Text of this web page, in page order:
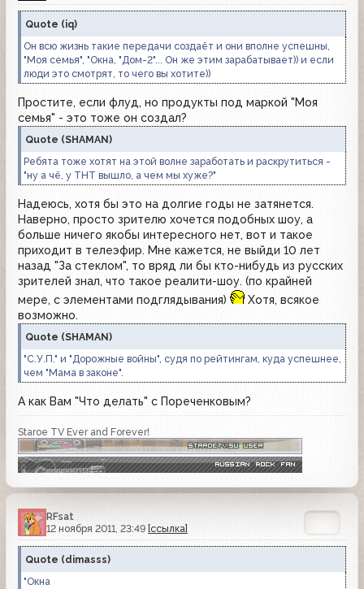
Quote (iq)
Он всю жизнь такие передачи создаёт и они вполне успешны,
"Моя семья", "Окна, "Дом-2"... Он же этим зарабатывает)) и если
люди это смотрят, то чего вы хотите))
Простите, если флуд, но продукты под маркой "Моя
семья" - это тоже он создал?
Quote (SHAMAN)
Ребята тоже хотят на этой волне заработать и раскрутиться -
"ну а чё, у ТНТ вышло, а чем мы хуже?"
Надеюсь, хотя бы это на долгие годы не затянется.
Наверно, просто зрителю хочется подобных шоу, а
больше ничего якобы интересного нет, вот и такое
приходит в телеэфир. Мне кажется, не выйди 10 лет
назад "За стеклом", то вряд ли бы кто-нибудь из русских
зрителей знал, что такое реалити-шоу. (по крайней
мере, с элементами подглядывания)
Хотя, всякое
возможно.
Quote (SHAMAN)
"С.У.П." и "Дорожные войны", судя по рейтингам, куда успешнее,
чем "Мама в законе".
А как Вам "Что делать" с Пореченковым?
Staroe TV Ever and Forever!
RFsat
12 ноября 2011, 23:49 [ссылка]
Quote (dimasss)
"Окна